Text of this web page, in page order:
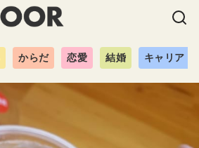
からだ 恋愛 結婚 キャリア